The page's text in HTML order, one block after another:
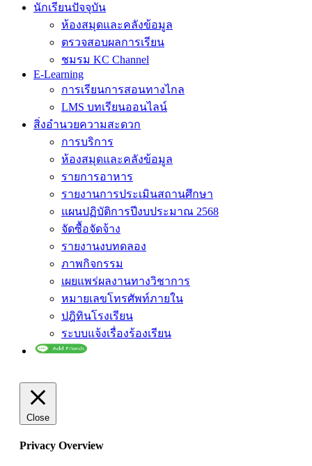
นักเรียนปัจจุบัน
ห้องสมุดและคลังข้อมูล
ตรวจสอบผลการเรียน
ชมรม KC Channel
E-Learning
การเรียนการสอนทางไกล
LMS บทเรียนออนไลน์
สิ่งอำนวยความสะดวก
การบริการ
ห้องสมุดและคลังข้อมูล
รายการอาหาร
รายงานการประเมินสถานศึกษา
แผนปฏิบัติการปีงบประมาณ 2568
จัดซื้อจัดจ้าง
รายงานงบทดลอง
ภาพกิจกรรม
เผยแพร่ผลงานทางวิชาการ
หมายเลขโทรศัพท์ภายใน
ปฎิทินโรงเรียน
ระบบแจ้งเรื่องร้องเรียน
Close
Privacy Overview